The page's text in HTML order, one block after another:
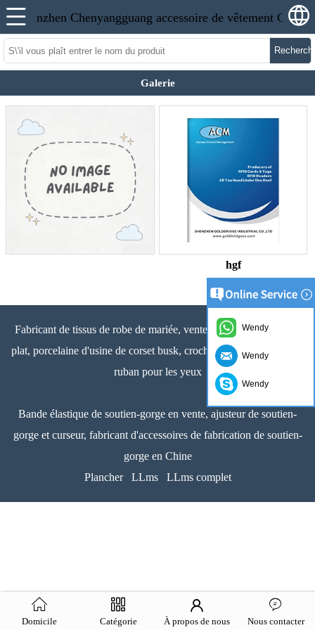
Galerie
hgf
Fabricant de tissus de robe de mariée, vente en gros d'os en acier
plat, porcelaine d'usine de corset busk, crochet de soutien-gorge et
ruban pour les yeux
Bande élastique de soutien-gorge en vente, ajusteur de soutien-
gorge et curseur, fabricant d'accessoires de fabrication de soutien-
gorge en Chine
Plancher
LLms LLms complet
Domicile Catégorie À propos de nous Nous contacter
Wendy
Wendy
Wendy